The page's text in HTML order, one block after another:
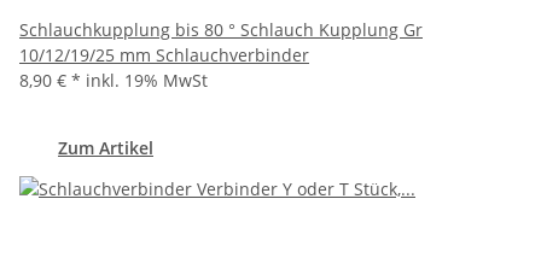
Schlauchkupplung bis 80 ° Schlauch Kupplung Gr
10/12/19/25 mm Schlauchverbinder
8,90 € * inkl. 19% MwSt
Zum Artikel